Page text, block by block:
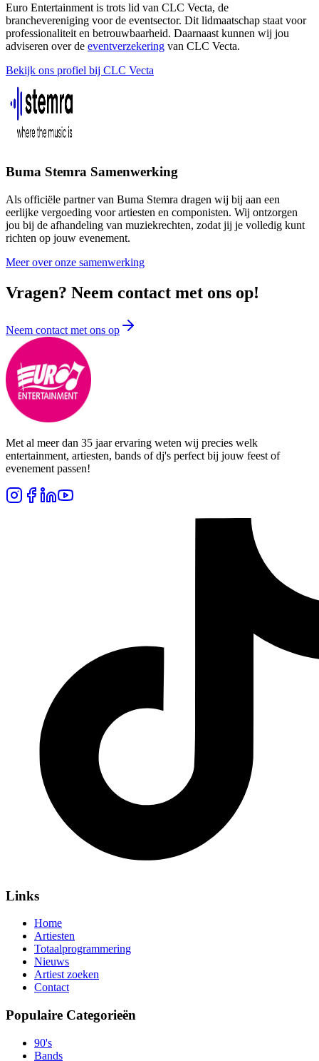
Euro Entertainment is trots lid van CLC Vecta, de
branchevereniging voor de eventsector. Dit lidmaatschap staat voor
professionaliteit en betrouwbaarheid. Daarnaast kunnen wij jou
adviseren over de eventverzekering van CLC Vecta.
Bekijk ons profiel bij CLC Vecta
Buma Stemra Samenwerking
Als officiële partner van Buma Stemra dragen wij bij aan een
eerlijke vergoeding voor artiesten en componisten. Wij ontzorgen
jou bij de afhandeling van muziekrechten, zodat jij je volledig kunt
richten op jouw evenement.
Meer over onze samenwerking
Vragen? Neem contact met ons op!
Neem contact met ons op
Met al meer dan 35 jaar ervaring weten wij precies welk
entertainment, artiesten, bands of dj's perfect bij jouw feest of
evenement passen!
Links
Home
Artiesten
Totaalprogrammering
Nieuws
Artiest zoeken
Contact
Populaire Categorieën
90's
Bands